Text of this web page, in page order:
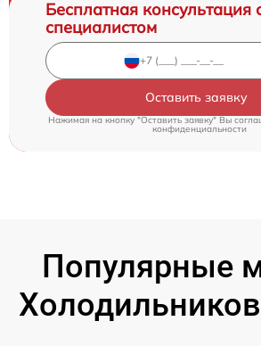
Бесплатная консультация
специалистом
Оставить заявку
Нажимая на кнопку "Оставить заявку" Вы
конфиденциальности
Популярные